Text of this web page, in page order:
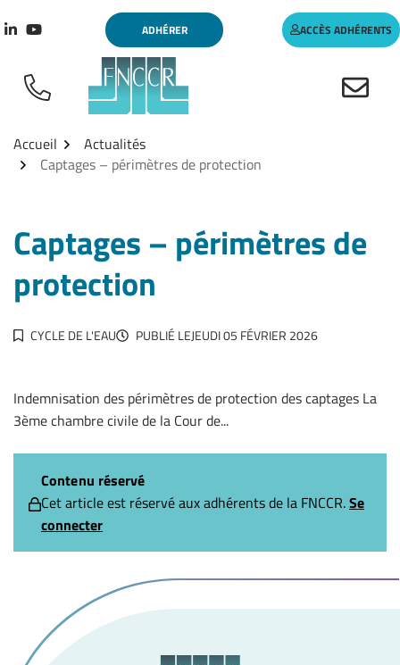
au
Lien vers le compte Linkedin
Lien vers la chaîne Youtube
ADHÉRER ACCÈS ADHÉRENTS
Accueil
Actualités
Captages – périmètres de protection
Captages – périmètres de
protection
CYCLE DE L'EAU PUBLIÉ LEJEUDI 05 FÉVRIER 2026
Indemnisation des périmètres de protection des captages La
3ème chambre civile de la Cour de...
Contenu réservé
Cet article est réservé aux adhérents de la FNCCR.Se
connecter